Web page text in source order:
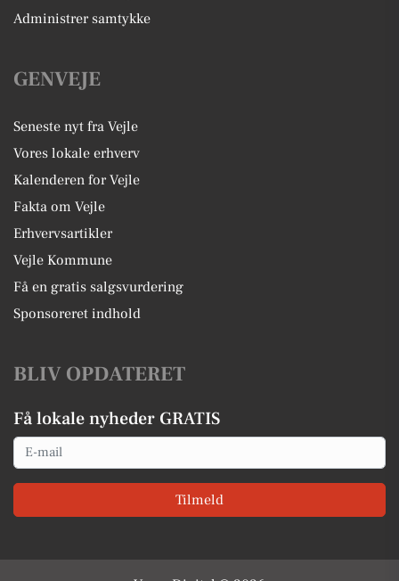
Administrer samtykke
GENVEJE
Seneste nyt fra Vejle
Vores lokale erhverv
Kalenderen for Vejle
Fakta om Vejle
Erhvervsartikler
Vejle Kommune
Få en gratis salgsvurdering
Sponsoreret indhold
BLIV OPDATERET
Få lokale nyheder GRATIS
Email
Tilmeld